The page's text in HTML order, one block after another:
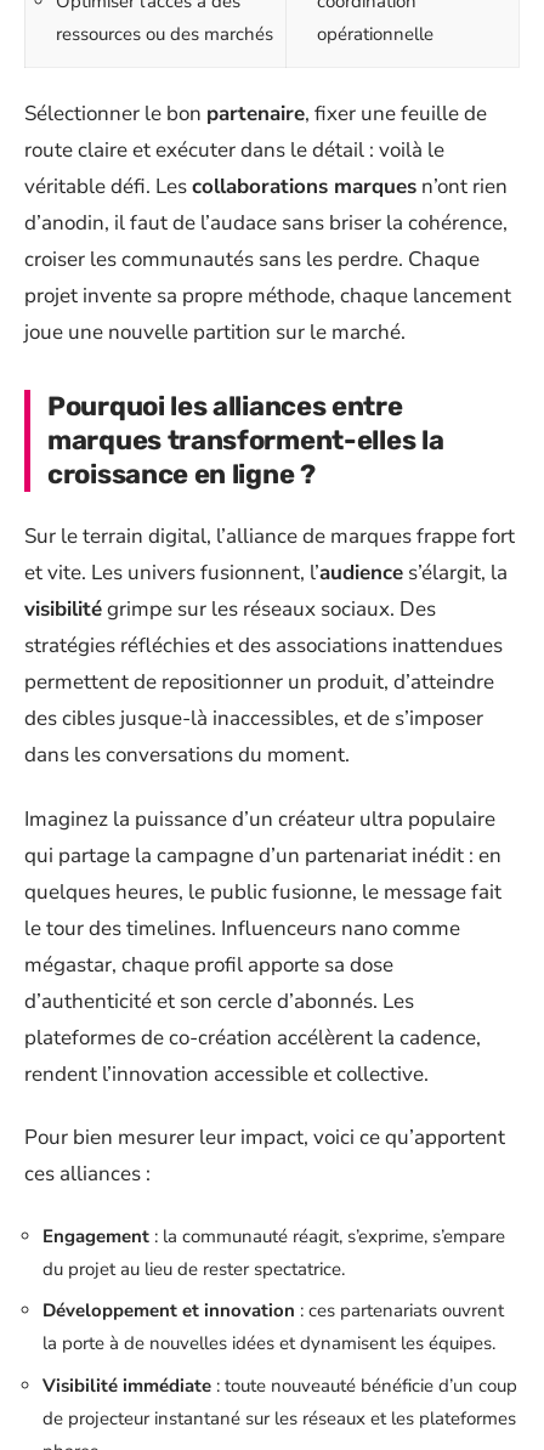
ressources ou des marchés
opérationnelle
Sélectionner le bon partenaire, fixer une feuille de
route claire et exécuter dans le détail : voilà le
véritable défi. Lescollaborations marques n’ont rien
d’anodin, il faut de l’audace sans briser la cohérence,
croiser les communautés sans les perdre. Chaque
projet invente sa propre méthode, chaque lancement
joue une nouvelle partition sur le marché.
Pourquoi les alliances entre
marques transforment-elles la
croissance en ligne ?
Sur le terrain digital, l’alliance de marques frappe fort
et vite. Les univers fusionnent, l’audience s’élargit, la
visibilitégrimpe sur les réseaux sociaux. Des
stratégies réfléchies et des associations inattendues
permettent de repositionner un produit, d’atteindre
des cibles jusque-là inaccessibles, et de s’imposer
dans les conversations du moment.
Imaginez la puissance d’un créateur ultra populaire
qui partage la campagne d’un partenariat inédit : en
quelques heures, le public fusionne, le message fait
le tour des timelines. Influenceurs nano comme
mégastar, chaque profil apporte sa dose
d’authenticité et son cercle d’abonnés. Les
plateformes de co-création accélèrent la cadence,
rendent l’innovation accessible et collective.
Pour bien mesurer leur impact, voici ce qu’apportent
ces alliances :
Engagement : la communauté réagit, s’exprime, s’empare
du projet au lieu de rester spectatrice.
Développement et innovation : ces partenariats ouvrent
la porte à de nouvelles idées et dynamisent les équipes.
Visibilité immédiate : toute nouveauté bénéficie d’un coup
de projecteur instantané sur les réseaux et les plateformes